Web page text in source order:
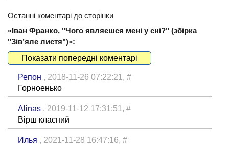
Останні коментарі до сторінки
«Іван Франко, "Чого являєшся мені у сні?" (збірка
"Зів’яле листя")»:
Показати попередні коментарі
Репон , 2018-11-26 07:22:21, #
Горноенько
Alinas , 2019-11-12 17:31:51, #
Вірш класний
Илья , 2021-11-28 16:47:16, #